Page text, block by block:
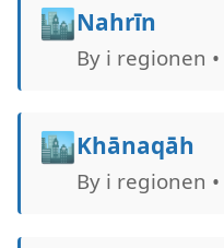
🏙️Nahrīn
By i regionen
🏙️Khānaqāh
By i regionen